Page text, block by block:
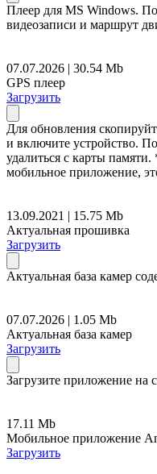
Плеер для MS Windows.
видеозаписи и маршрут
07.07.2026 | 30.54 Mb
GPS плеер
Загрузить
Для обновления
и включите устройство.
удалиться с карты
мобильное приложение,
13.09.2021 | 15.75 Mb
Актуальная прошивка
Загрузить
Актуальная база камер
07.07.2026 | 1.05 Mb
Актуальная база камер
Загрузить
Загрузите приложение на
17.11 Mb
Мобильное приложение
Загрузить